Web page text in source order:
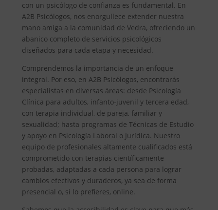
con un psicólogo de confianza es fundamental. En
A2B Psicólogos, nos enorgullece extender nuestra
mano amiga a la comunidad de Vedra, ofreciendo un
abanico completo de servicios psicológicos
diseñados para cada etapa y necesidad.
Comprendemos la importancia de un enfoque
integral. Por eso, en A2B Psicólogos, encontrarás
especialistas en diversas áreas: desde Psicología
Clínica para adultos, infanto-juvenil y tercera edad,
con terapia individual, de pareja, familiar y
sexualidad; hasta programas de Técnicas de Estudio
y apoyo en Psicología Laboral o Jurídica. Nuestro
equipo de profesionales altamente cualificados está
comprometido con terapias científicamente
probadas, adaptadas a cada persona para lograr
cambios efectivos y duraderos, ya sea de forma
presencial o, si lo prefieres, online.